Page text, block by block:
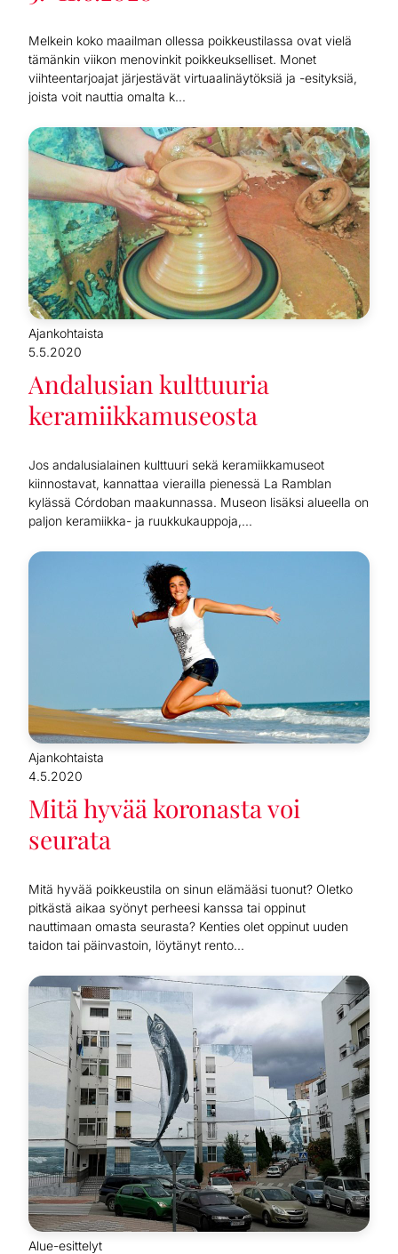
Melkein koko maailman ollessa poikkeustilassa ovat vielä
tämänkin viikon menovinkit poikkeukselliset. Monet
viihteentarjoajat järjestävät virtuaalinäytöksiä ja -esityksiä,
joista voit nauttia omalta k...
Ajankohtaista
5.5.2020
Andalusian kulttuuria
keramiikkamuseosta
Jos andalusialainen kulttuuri sekä keramiikkamuseot
kiinnostavat, kannattaa vierailla pienessä La Ramblan
kylässä Córdoban maakunnassa. Museon lisäksi alueella on
paljon keramiikka- ja ruukkukauppoja,...
Ajankohtaista
4.5.2020
Mitä hyvää koronasta voi
seurata
Mitä hyvää poikkeustila on sinun elämääsi tuonut? Oletko
pitkästä aikaa syönyt perheesi kanssa tai oppinut
nauttimaan omasta seurasta? Kenties olet oppinut uuden
taidon tai päinvastoin, löytänyt rento...
Alue-esittelyt